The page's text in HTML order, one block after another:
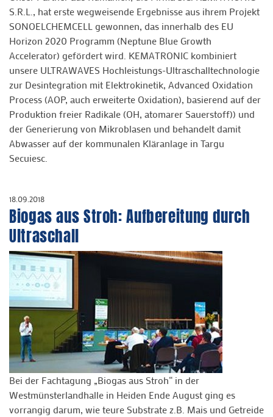
S.R.L., hat erste wegweisende Ergebnisse aus ihrem Projekt
SONOELCHEMCELL gewonnen, das innerhalb des EU
Horizon 2020 Programm (Neptune Blue Growth
Accelerator) gefördert wird. KEMATRONIC kombiniert
unsere ULTRAWAVES Hochleistungs-Ultraschalltechnologie
zur Desintegration mit Elektrokinetik, Advanced Oxidation
Process (AOP, auch erweiterte Oxidation), basierend auf der
Produktion freier Radikale (OH, atomarer Sauerstoff)) und
der Generierung von Mikroblasen und behandelt damit
Abwasser auf der kommunalen Kläranlage in Targu
Secuiesc.
18.09.2018
Biogas aus Stroh: Aufbereitung durch
Ultraschall
Bei der Fachtagung „Biogas aus Stroh“ in der
Westmünsterlandhalle in Heiden Ende August ging es
vorrangig darum, wie teure Substrate z.B. Mais und Getreide